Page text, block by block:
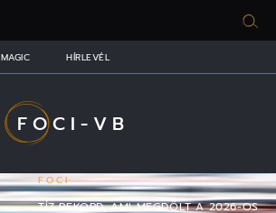
MAGIC HÍRLEVÉL
FOCI-VB
FOCI
TÍZ REKORD, AMI MEGDŐLT A 2026-OS